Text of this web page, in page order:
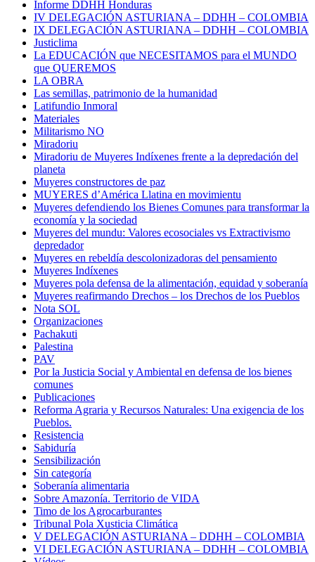
Informe DDHH Honduras
IV DELEGACIÓN ASTURIANA – DDHH – COLOMBIA
IX DELEGACIÓN ASTURIANA – DDHH – COLOMBIA
Justiclima
La EDUCACIÓN que NECESITAMOS para el MUNDO
que QUEREMOS
LA OBRA
Las semillas, patrimonio de la humanidad
Latifundio Inmoral
Materiales
Militarismo NO
Miradoriu
Miradoriu de Muyeres Indíxenes frente a la depredación del
planeta
Muyeres constructores de paz
MUYERES d’América Llatina en movimientu
Muyeres defendiendo los Bienes Comunes para transformar la
economía y la sociedad
Muyeres del mundu: Valores ecosociales vs Extractivismo
depredador
Muyeres en rebeldía descolonizadoras del pensamiento
Muyeres Indíxenes
Muyeres pola defensa de la alimentación, equidad y soberanía
Muyeres reafirmando Drechos – los Drechos de los Pueblos
Nota SOL
Organizaciones
Pachakuti
Palestina
PAV
Por la Justicia Social y Ambiental en defensa de los bienes
comunes
Publicaciones
Reforma Agraria y Recursos Naturales: Una exigencia de los
Pueblos.
Resistencia
Sabiduría
Sensibilización
Sin categoría
Soberanía alimentaria
Sobre Amazonía. Territorio de VIDA
Timo de los Agrocarburantes
Tribunal Pola Xusticia Climática
V DELEGACIÓN ASTURIANA – DDHH – COLOMBIA
VI DELEGACIÓN ASTURIANA – DDHH – COLOMBIA